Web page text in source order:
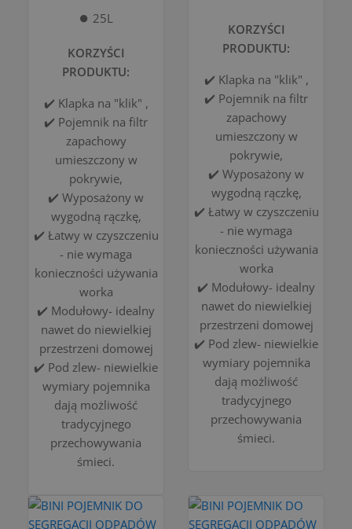
⏺️ 25L
KORZYŚCI
PRODUKTU:
✔️ Klapka na "klik" ,
✔️ Pojemnik na filtr
zapachowy
umieszczony w
pokrywie,
✔️ Wyposażony w
wygodną rączkę,
✔️ Łatwy w czyszczeniu
- nie wymaga
konieczności używania
worka
✔️ Modułowy- idealny
nawet do niewielkiej
przestrzeni domowej
✔️ Pod zlew- niewielkie
wymiary pojemnika
dają możliwość
tradycyjnego
przechowywania
śmieci.
KORZYŚCI
PRODUKTU:
✔️ Klapka na "klik" ,
✔️ Pojemnik na filtr
zapachowy
umieszczony w
pokrywie,
✔️ Wyposażony w
wygodną rączkę,
✔️ Łatwy w czyszczeniu
- nie wymaga
konieczności używania
worka
✔️ Modułowy- idealny
nawet do niewielkiej
przestrzeni domowej
✔️ Pod zlew- niewielkie
wymiary pojemnika
dają możliwość
tradycyjnego
przechowywania
śmieci.